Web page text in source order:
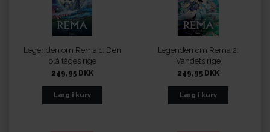
Legenden om Rema 1: Den
blå tåges rige
249,95 DKK
Legenden om Rema 2:
Vandets rige
249,95 DKK